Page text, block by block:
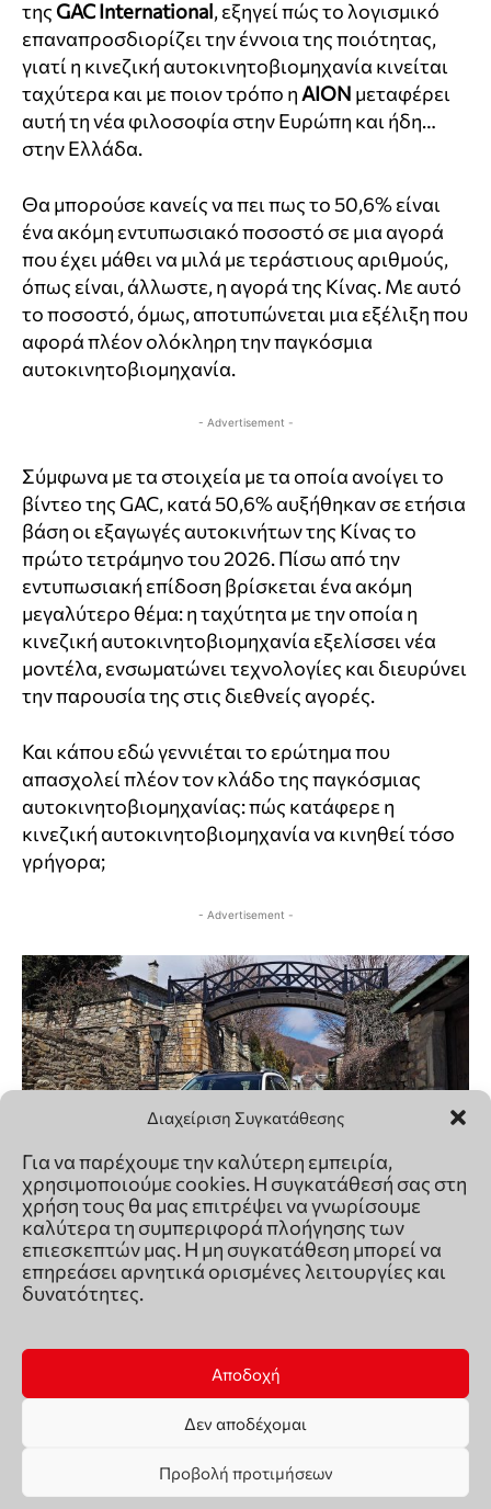
Διαχείριση Συγκατάθεσης
Για να παρέχουμε την καλύτερη εμπειρία,
χρησιμοποιούμε cookies. Η συγκατάθεσή σας στη
χρήση τους θα μας επιτρέψει να γνωρίσουμε
καλύτερα τη συμπεριφορά πλοήγησης των
επιεσκεπτών μας. Η μη συγκατάθεση μπορεί να
επηρεάσει αρνητικά ορισμένες λειτουργίες και
δυνατότητες.
Αποδοχή
Δεν αποδέχομαι
Προβολή προτιμήσεων